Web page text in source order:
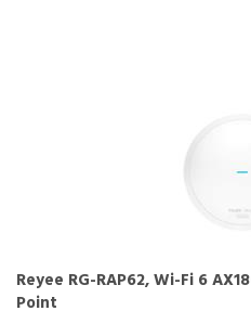
Reyee RG-RAP62, Wi-Fi 6
Point